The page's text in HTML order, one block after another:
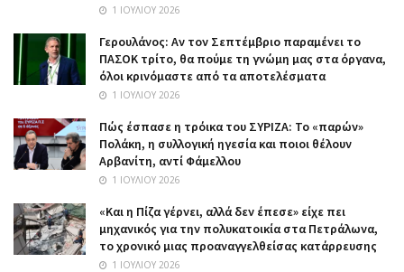
1 ΙΟΥΛΊΟΥ 2026
Γερουλάνος: Αν τον Σεπτέμβριο παραμένει το
ΠΑΣΟΚ τρίτο, θα πούμε τη γνώμη μας στα όργανα,
όλοι κρινόμαστε από τα αποτελέσματα
1 ΙΟΥΛΊΟΥ 2026
Πώς έσπασε η τρόικα του ΣΥΡΙΖΑ: Το «παρών»
Πολάκη, η συλλογική ηγεσία και ποιοι θέλουν
Αρβανίτη, αντί Φάμελλου
1 ΙΟΥΛΊΟΥ 2026
«Και η Πίζα γέρνει, αλλά δεν έπεσε» είχε πει
μηχανικός για την πολυκατοικία στα Πετράλωνα,
το χρονικό μιας προαναγγελθείσας κατάρρευσης
1 ΙΟΥΛΊΟΥ 2026